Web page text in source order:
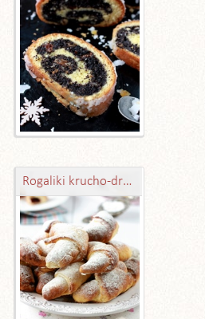
Rogaliki krucho-drożdżowe